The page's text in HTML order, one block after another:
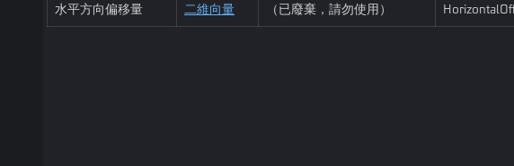
水平方向偏移量 二維向量 （已廢棄，請勿使用）